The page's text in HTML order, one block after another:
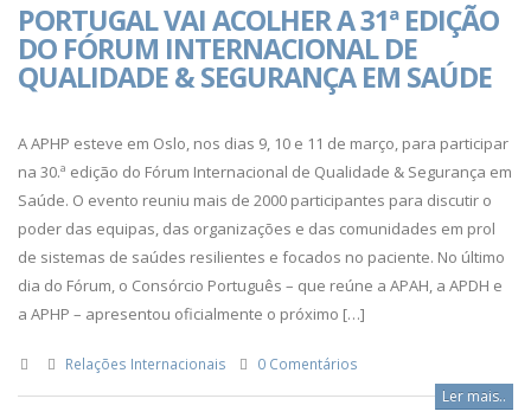
PORTUGAL VAI ACOLHER A 31ª EDIÇÃO
DO FÓRUM INTERNACIONAL DE
QUALIDADE & SEGURANÇA EM SAÚDE
A APHP esteve em Oslo, nos dias 9, 10 e 11 de março, para participar
na 30.ª edição do Fórum Internacional de Qualidade & Segurança em
Saúde. O evento reuniu mais de 2000 participantes para discutir o
poder das equipas, das organizações e das comunidades em prol
de sistemas de saúdes resilientes e focados no paciente. No último
dia do Fórum, o Consórcio Português – que reúne a APAH, a APDH e
a APHP – apresentou oficialmente o próximo […]
Relações Internacionais 0 Comentários
Ler mais..